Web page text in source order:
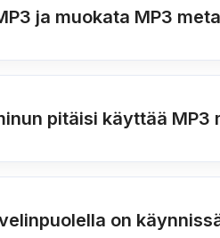
ja muokata MP3
pitäisi käyttää
on